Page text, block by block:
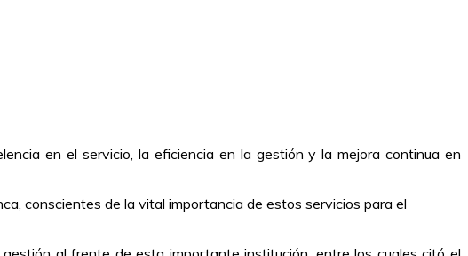
en el servicio, la eficiencia en la gestión y la mejora continua en
conscientes de la vital importancia de estos servicios para el